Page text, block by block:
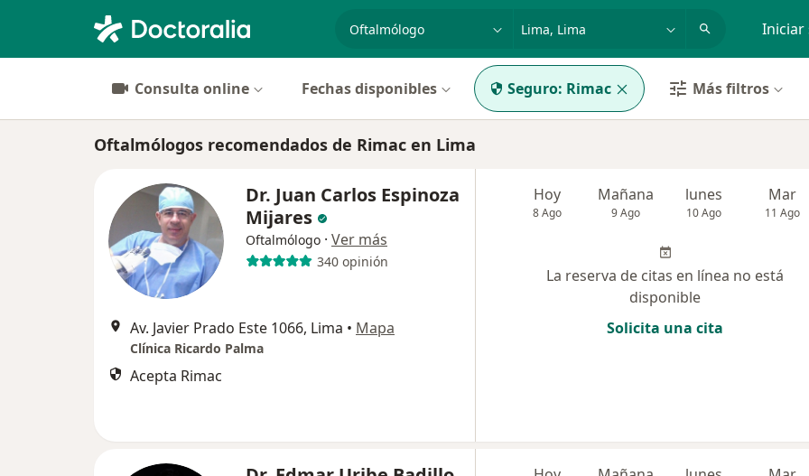
especialidad, enfermedad o nombre Iniciar
Consulta online Fechas disponibles Seguro: Rimac Más filtros
Oftalmólogos recomendados de Rimac en Lima
Dr. Juan Carlos Espinoza
Mijares
Oftalmólogo · Ver más
340 opinión
Av. Javier Prado Este 1066, Lima • Mapa
Clínica Ricardo Palma
Acepta Rimac
Hoy
8 Ago
Mañana
9 Ago
lunes
10 Ago
Mar
11 Ago
La reserva de citas en línea no está
disponible
Solicita una cita